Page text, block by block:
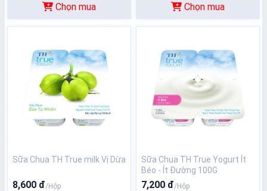
Chọn mua Chọn mua
Sữa Chua TH True milk Vị Dừa
8,600 đ/Hộp
Sữa Chua TH True Yogurt Ít
Béo - Ít Đường 100G
7,200 đ/Hộp